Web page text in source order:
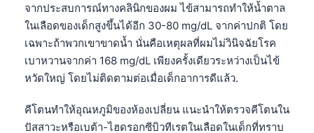
จากประสบการณ์ทางคลินิกของผม ไข้สามารถทำให้น้ำตาล
ในเลือดของเด็กสูงขึ้นได้อีก 30-80 mg/dL จากค่าปกติ โดย
เฉพาะถ้าพวกเขาขาดน้ำ นั่นคือเหตุผลที่ผมไม่วินิจฉัยโรค
เบาหวานจากค่า 168 mg/dL เพียงครั้งเดียวระหว่างเป็นไข้
หวัดใหญ่ โดยไม่ติดตามต่อเมื่อเด็กอาการดีแล้ว.
คีโตนทำให้อุณหภูมิของห้องเปลี่ยน แนะนำให้ตรวจคีโตนใน
ปัสสาวะหรือเบต้า-ไฮดรอกซีบิวทีเรตในเลือดในเด็กที่ทราบ